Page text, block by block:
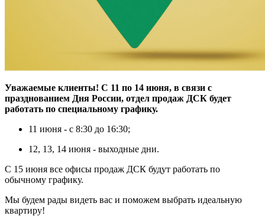
Уважаемые клиенты! С 11 по 14 июня, в связи с
празднованием Дня России, отдел продаж ДСК будет
работать по специальному графику.
11 июня - с 8:30 до 16:30;
12, 13, 14 июня - выходные дни.
С 15 июня все офисы продаж ДСК будут работать по
обычному графику.
Мы будем рады видеть вас и поможем выбрать идеальную
квартиру!